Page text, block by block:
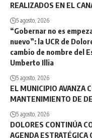
REALIZADOS EN EL
5 agosto, 2026
“Gobernar no es
nuevo”: la UCR de
cambio de nombre del
Umberto Illia
5 agosto, 2026
EL MUNICIPIO AVANZA
MANTENIMIENTO DE
5 agosto, 2026
DOLORES CONTINÚA
AGENDA ESTRATÉGICA